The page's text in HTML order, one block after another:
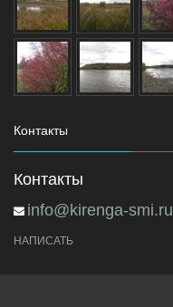
Контакты
Контакты
info@kirenga-smi.ru
НАПИСАТЬ